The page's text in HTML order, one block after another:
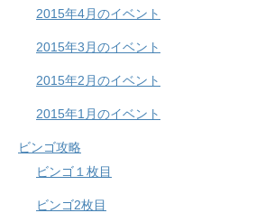
2015年4月のイベント
2015年3月のイベント
2015年2月のイベント
2015年1月のイベント
ビンゴ攻略
ビンゴ１枚目
ビンゴ2枚目